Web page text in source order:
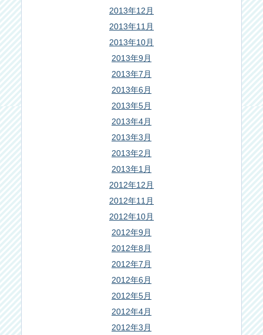
2013年12月
2013年11月
2013年10月
2013年9月
2013年7月
2013年6月
2013年5月
2013年4月
2013年3月
2013年2月
2013年1月
2012年12月
2012年11月
2012年10月
2012年9月
2012年8月
2012年7月
2012年6月
2012年5月
2012年4月
2012年3月